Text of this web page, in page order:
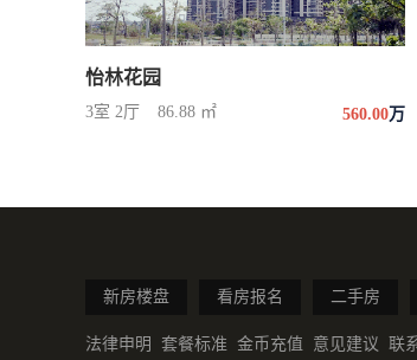
怡林花园
3室 2厅 86.88 ㎡ 560.00万
新房楼盘 看房报名 二手房
法律申明 套餐标准 金币充值 意见建议 联